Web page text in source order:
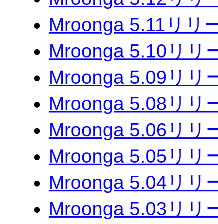
Mroonga 5.11リリ
Mroonga 5.10リリ
Mroonga 5.09リリ
Mroonga 5.08リリ
Mroonga 5.06リリ
Mroonga 5.05リリ
Mroonga 5.04リリ
Mroonga 5.03リリ